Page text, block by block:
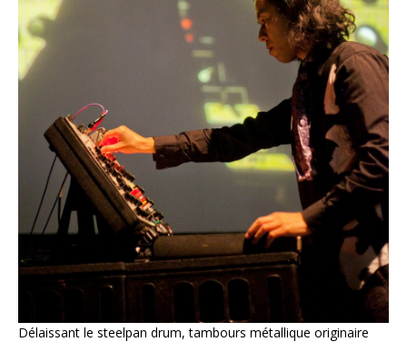
Délaissant le steelpan drum, tambours métallique originaire